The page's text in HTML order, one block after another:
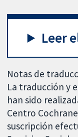
Leer
Notas de
La traducción y
han sido
Centro
suscripción